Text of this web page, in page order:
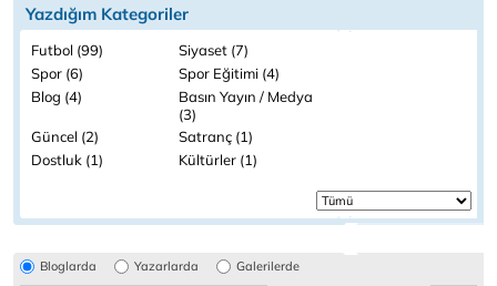
Yazdığım Kategoriler
Futbol (99)
Siyaset (7)
Spor (6)
Spor Eğitimi (4)
Blog (4)
Basın Yayın / Medya
(3)
Güncel (2)
Satranç (1)
Dostluk (1)
Kültürler (1)
Bloglarda Yazarlarda Galerilerde